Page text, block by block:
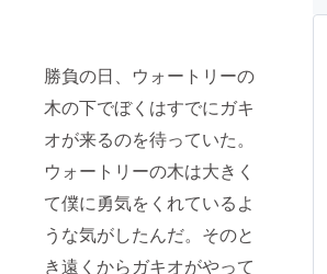
勝負の日、ウォートリーの
木の下でぼくはすでにガキ
オが来るのを待っていた。
ウォートリーの木は大きく
て僕に勇気をくれているよ
うな気がしたんだ。そのと
き遠くからガキオがやって